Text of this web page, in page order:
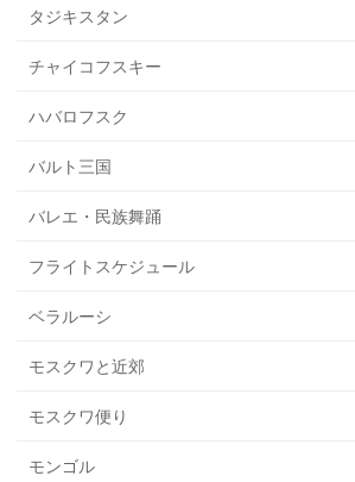
タジキスタン
チャイコフスキー
ハバロフスク
バルト三国
バレエ・民族舞踊
フライトスケジュール
ベラルーシ
モスクワと近郊
モスクワ便り
モンゴル